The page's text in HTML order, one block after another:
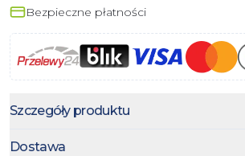
Bezpieczne płatności
Szczegóły produktu
Dostawa